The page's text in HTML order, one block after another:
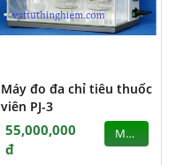
Máy đo đa chỉ tiêu thuốc
viên PJ-3
55,000,000
đ
MUA